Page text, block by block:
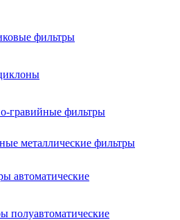
фильтры
гравийные фильтры
металлические фильтры
автоматические
полуавтоматические